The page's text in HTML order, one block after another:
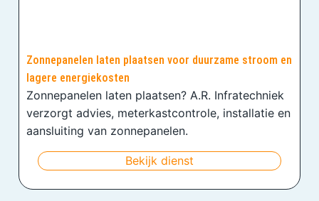
Zonnepanelen laten plaatsen voor duurzame stroom en
lagere energiekosten
Zonnepanelen laten plaatsen? A.R. Infratechniek
verzorgt advies, meterkastcontrole, installatie en
aansluiting van zonnepanelen.
Bekijk dienst